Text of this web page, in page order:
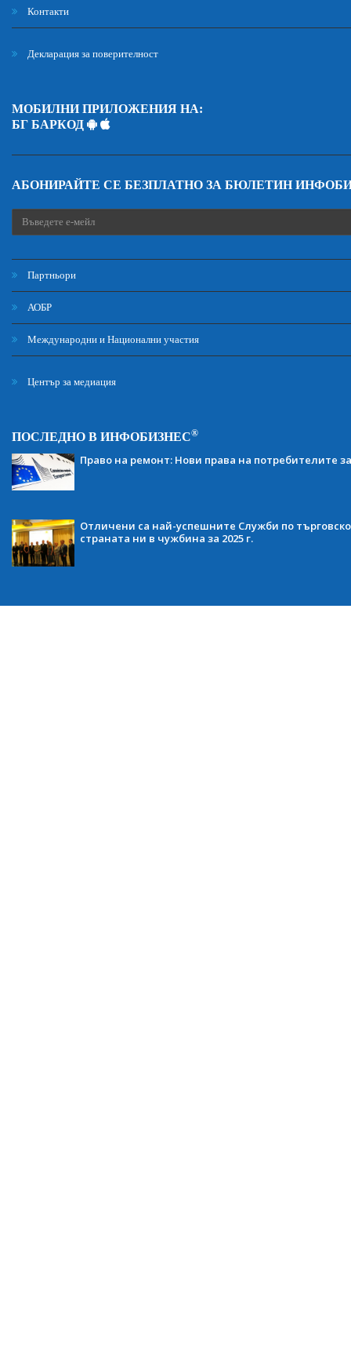
Контакти
Декларация за поверителност
МОБИЛНИ ПРИЛОЖЕНИЯ НА:
БГ БАРКОД
АБОНИРАЙТЕ СЕ БЕЗПЛАТНО ЗА БЮЛЕТИН
Партньори
АОБР
Международни и Национални участия
Център за медиация
ПОСЛЕДНО В ИНФОБИЗНЕС®
Право на ремонт: Нови права на потребителите
Отличени са най-успешните Служби по
страната ни в чужбина за 2025 г.